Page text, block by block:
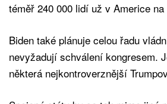
téměř 240 000 lidí už v Americe
Biden také plánuje celou řadu
nevyžadují schválení kongresem.
některá nejkontroverznější